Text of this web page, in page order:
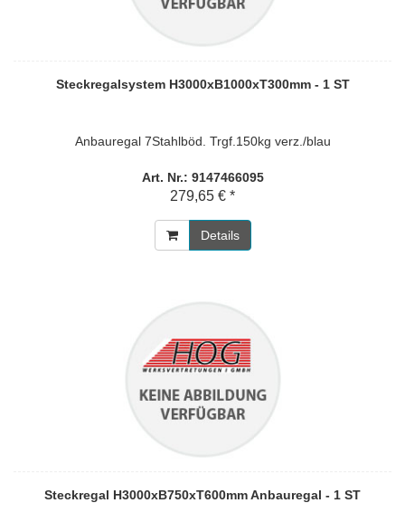
Steckregalsystem H3000xB1000xT300mm - 1 ST
Anbauregal 7Stahlböd. Trgf.150kg verz./blau
Art. Nr.: 9147466095
279,65 € *
Details
Steckregal H3000xB750xT600mm Anbauregal - 1 ST